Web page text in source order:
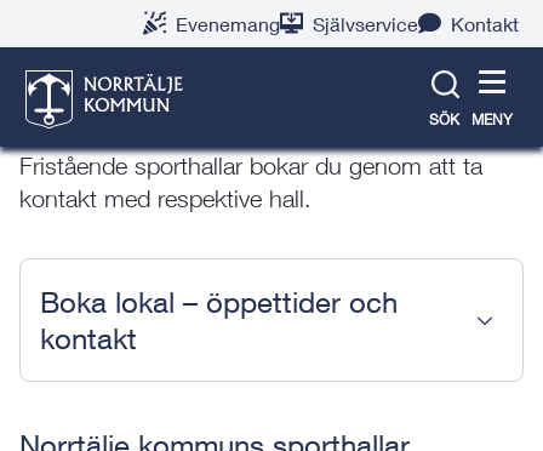
Evenemang Självservice Kontakt
SÖK MENY
Sporthallar
Norrtälje kommuns sporthallar bokas via Rbok.
Fristående sporthallar bokar du genom att ta
kontakt med respektive hall.
Boka lokal – öppettider och
kontakt